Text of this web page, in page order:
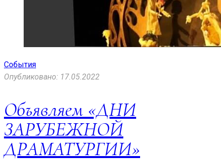
События
Опубликовано: 17.05.2022
Объявляем «ДНИ
ЗАРУБЕЖНОЙ
ДРАМАТУРГИИ»